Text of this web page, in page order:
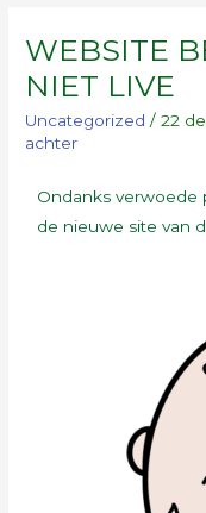
WEBSITE
NIET LIVE
Uncategorized /22
achter
Ondanks verwoede
de nieuwe site van